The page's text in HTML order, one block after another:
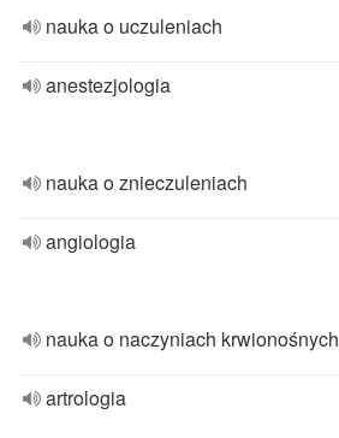
nauka o uczuleniach
anestezjologia
nauka o znieczuleniach
angiologia
nauka o naczyniach krwionośnych
artrologia